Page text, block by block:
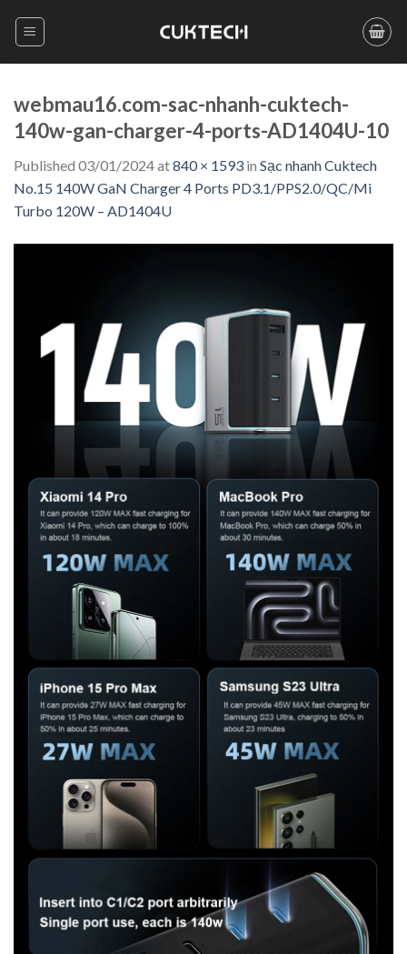
webmau16.com-sac-nhanh-cuktech-
140w-gan-charger-4-ports-AD1404U-10
Published 03/01/2024at840 × 1593 in Sạc nhanh Cuktech
No.15 140W GaN Charger 4 Ports PD3.1/PPS2.0/QC/Mi
Turbo 120W – AD1404U